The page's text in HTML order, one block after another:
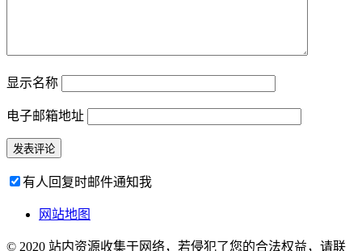
显示名称
电子邮箱地址
有人回复时邮件通知我
网站地图
© 2020 站内资源收集于网络，若侵犯了您的合法权益，请联